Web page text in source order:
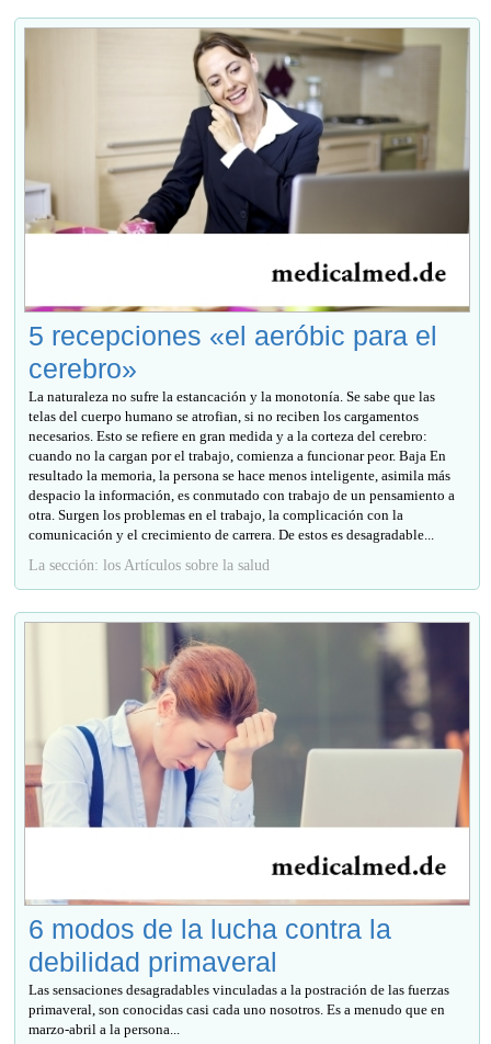
5 recepciones «el aeróbic para el
cerebro»
La naturaleza no sufre la estancación y la monotonía. Se sabe que las
telas del cuerpo humano se atrofian, si no reciben los cargamentos
necesarios. Esto se refiere en gran medida y a la corteza del cerebro:
cuando no la cargan por el trabajo, comienza a funcionar peor. Baja En
resultado la memoria, la persona se hace menos inteligente, asimila más
despacio la información, es conmutado con trabajo de un pensamiento a
otra. Surgen los problemas en el trabajo, la complicación con la
comunicación y el crecimiento de carrera. De estos es desagradable...
La sección: los Artículos sobre la salud
6 modos de la lucha contra la
debilidad primaveral
Las sensaciones desagradables vinculadas a la postración de las fuerzas
primaveral, son conocidas casi cada uno nosotros. Es a menudo que en
marzo-abril a la persona...